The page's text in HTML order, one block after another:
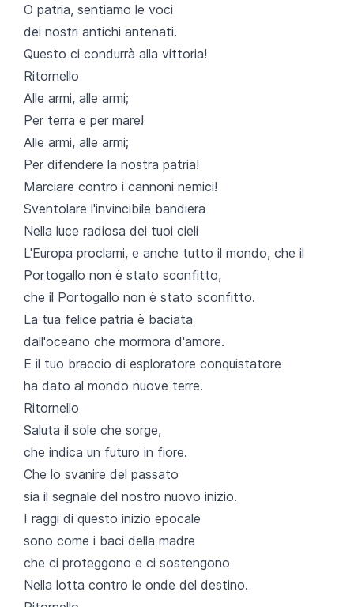
O patria, sentiamo le voci
dei nostri antichi antenati.
Questo ci condurrà alla vittoria!
Ritornello
Alle armi, alle armi;
Per terra e per mare!
Alle armi, alle armi;
Per difendere la nostra patria!
Marciare contro i cannoni nemici!
Sventolare l'invincibile bandiera
Nella luce radiosa dei tuoi cieli
L'Europa proclami, e anche tutto il mondo, che il
Portogallo non è stato sconfitto,
che il Portogallo non è stato sconfitto.
La tua felice patria è baciata
dall'oceano che mormora d'amore.
E il tuo braccio di esploratore conquistatore
ha dato al mondo nuove terre.
Ritornello
Saluta il sole che sorge,
che indica un futuro in fiore.
Che lo svanire del passato
sia il segnale del nostro nuovo inizio.
I raggi di questo inizio epocale
sono come i baci della madre
che ci proteggono e ci sostengono
Nella lotta contro le onde del destino.